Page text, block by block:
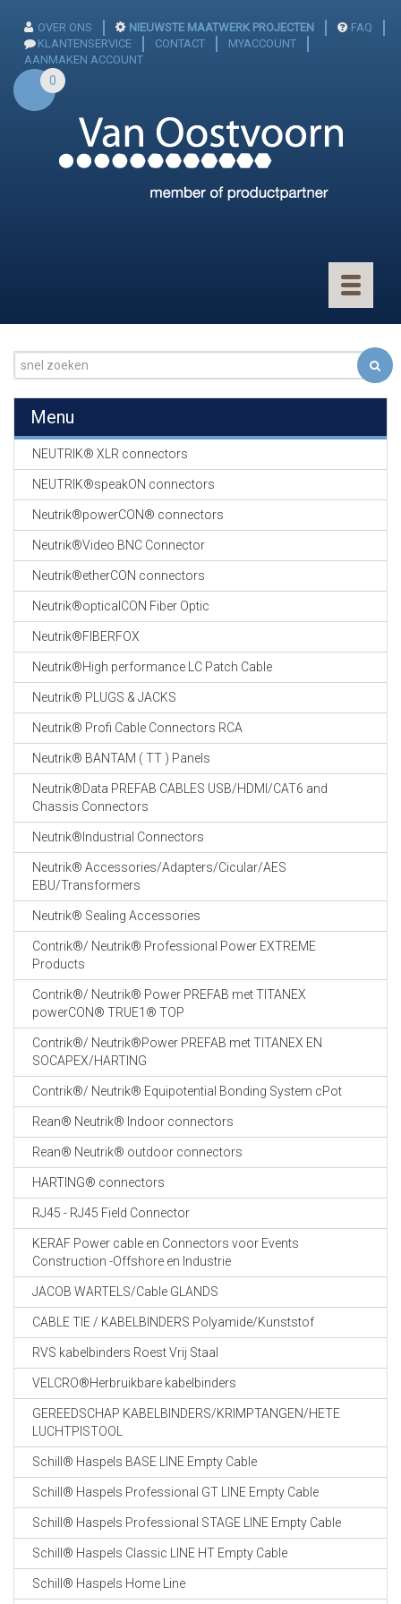
OVER ONS NIEUWSTE MAATWERK PROJECTEN
FAQ
KLANTENSERVICE
CONTACT
MYACCOUNT
AANMAKEN ACCOUNT
0
Toggle
GEVLOCHTEN KOUS
EN
KRIMP KOUS
KOPER KABEL
OP ROL
OCC OPTICAL
FIBER CABLE
GE-ASSEMBLEERDE
19" RACKS
EN
TOEBEHOREN
CABLE EQUIPEMENTS
Menu
NEUTRIK® XLR connectors
NEUTRIK®speakON connectors
Neutrik®powerCON® connectors
Neutrik®Video BNC Connector
Neutrik®etherCON connectors
Neutrik®opticalCON Fiber Optic
Neutrik®FIBERFOX
Neutrik®High performance LC Patch Cable
Neutrik® PLUGS & JACKS
Neutrik® Profi Cable Connectors RCA
Neutrik® BANTAM ( TT ) Panels
Neutrik®Data PREFAB CABLES USB/HDMI/CAT6 and
Chassis Connectors
Neutrik®Industrial Connectors
Neutrik® Accessories/Adapters/Cicular/AES
EBU/Transformers
Neutrik® Sealing Accessories
Contrik®/ Neutrik® Professional Power EXTREME
Products
Contrik®/ Neutrik® Power PREFAB met TITANEX
powerCON® TRUE1® TOP
Contrik®/ Neutrik®Power PREFAB met TITANEX EN
SOCAPEX/HARTING
Contrik®/ Neutrik® Equipotential Bonding System cPot
Rean® Neutrik® Indoor connectors
Rean® Neutrik® outdoor connectors
HARTING® connectors
RJ45 - RJ45 Field Connector
KERAF Power cable en Connectors voor Events
Construction -Offshore en Industrie
JACOB WARTELS/Cable GLANDS
CABLE TIE / KABELBINDERS Polyamide/Kunststof
RVS kabelbinders Roest Vrij Staal
VELCRO®Herbruikbare kabelbinders
GEREEDSCHAP KABELBINDERS/KRIMPTANGEN/HETE
LUCHTPISTOOL
Schill® Haspels BASE LINE Empty Cable
Schill® Haspels Professional GT LINE Empty Cable
Schill® Haspels Professional STAGE LINE Empty Cable
Schill® Haspels Classic LINE HT Empty Cable
Schill® Haspels Home Line